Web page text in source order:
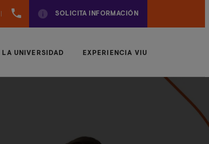
961
SOLICITA INFORMACIÓN
LA UNIVERSIDAD EXPERIENCIA VIU